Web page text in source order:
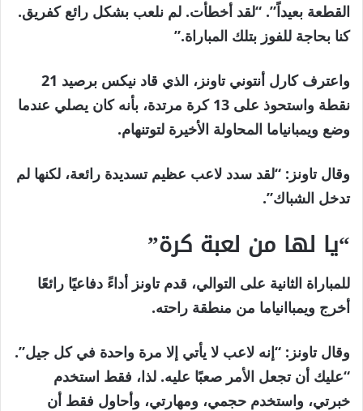
القطعة بعيداً”. “لقد أخطأت. لم نلعب بشكل رائع كفريق.
كنا بحاجة للفوز بتلك المباراة.”
واعترف كارل أنتوني تاونز، الذي قاد نيكس برصيد 21
نقطة واستحوذ على 13 كرة مرتدة، بأنه كان يصلي عندما
وضع ويمبانياما المحاولة الأخيرة لتوتنهام.
وقال تاونز: “لقد سدد لاعب عظيم تسديدة رائعة، لكنها لم
تدخل الشباك”.
“يا لها من لعبة كرة”
للمباراة الثانية على التوالي، قدم تاونز أداءً دفاعيًا رائعًا
أخرج ويمباانياما من منطقة راحته.
وقال تاونز: “إنه لاعب لا يأتي إلا مرة واحدة في كل جيل”.
“عليك أن تجعل الأمر صعبًا عليه. لذا، فقط استخدم
خبرتي، واستخدم حجمي، ومهارتي، وأحاول فقط أن